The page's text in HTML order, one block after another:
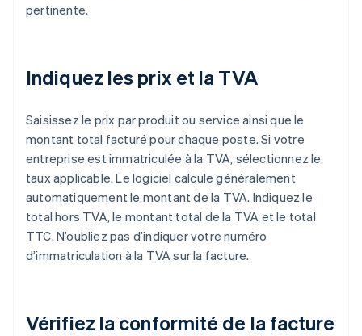
pertinente.
Indiquez les prix et la TVA
Saisissez le prix par produit ou service ainsi que le
montant total facturé pour chaque poste. Si votre
entreprise est immatriculée à la TVA, sélectionnez le
taux applicable. Le logiciel calcule généralement
automatiquement le montant de la TVA. Indiquez le
total hors TVA, le montant total de la TVA et le total
TTC. N’oubliez pas d’indiquer votre numéro
d’immatriculation à la TVA sur la facture.
Vérifiez la conformité de la facture